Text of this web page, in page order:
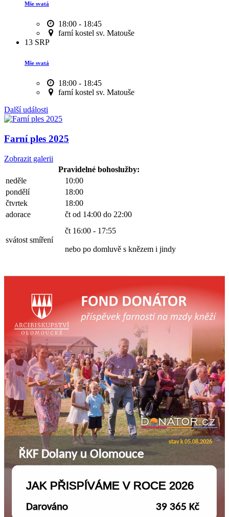
Mše svatá
18:00 - 18:45
farní kostel sv. Matouše
13 SRP
Mše svatá
18:00 - 18:45
farní kostel sv. Matouše
Další události
Farní ples 2025
Zobrazit galerii
Pravidelné bohoslužby:
neděle
10:00
pondělí
18:00
čtvrtek
18:00
adorace
čt od 14:00 do 22:00
svátost smíření
čt 16:00 - 17:55
nebo po domluvě s knězem i jindy